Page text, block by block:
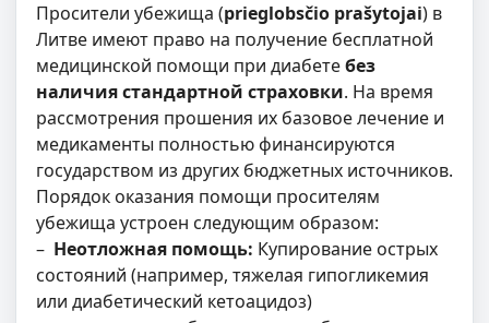
Просители убежища (prieglobsčio prašytojai) в
Литве имеют право на получение бесплатной
медицинской помощи при диабетебез
наличия стандартной страховки. На время
рассмотрения прошения их базовое лечение и
медикаменты полностью финансируются
государством из других бюджетных источников.
Порядок оказания помощи просителям
убежища устроен следующим образом:
– Неотложная помощь: Купирование острых
состояний (например, тяжелая гипогликемия
или диабетический кетоацидоз)